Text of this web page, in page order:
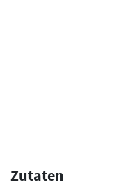
Zutaten